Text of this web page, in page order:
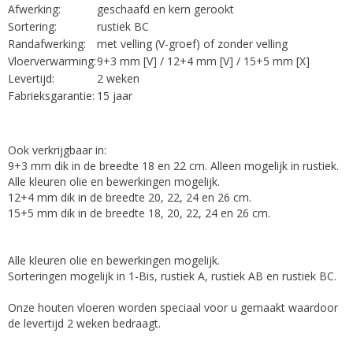
Afwerking:
Sortering:
Randafwerking:
Vloerverwarming:
Levertijd:
Fabrieksgarantie:
geschaafd en kern gerookt
rustiek BC
met velling (V-groef) of zonder velling
9+3 mm [V] / 12+4 mm [V] / 15+5 mm [X]
2 weken
15 jaar
Ook verkrijgbaar in:
9+3 mm dik in de breedte 18 en 22 cm. Alleen mogelijk in rustiek.
Alle kleuren olie en bewerkingen mogelijk.
12+4 mm dik in de breedte 20, 22, 24 en 26 cm.
15+5 mm dik in de breedte 18, 20, 22, 24 en 26 cm.
Alle kleuren olie en bewerkingen mogelijk.
Sorteringen mogelijk in 1-Bis, rustiek A, rustiek AB en rustiek BC.
Onze houten vloeren worden speciaal voor u gemaakt waardoor
de levertijd 2 weken bedraagt.